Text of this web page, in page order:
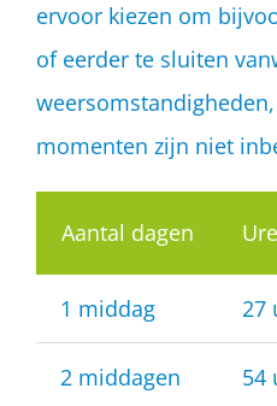
ervoor kiezen om
of eerder te sluiten
momenten zijn niet
Aantal dagen
1 middag 27
2 middagen 54